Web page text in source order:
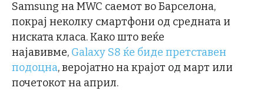
Samsung на MWC саемот во Барселона,
покрај неколку смартфони од средната и
ниската класа. Како што веќе
најавивме, Galaxy S8 ќе биде претставен
подоцна, веројатно на крајот од март или
почетокот на април.